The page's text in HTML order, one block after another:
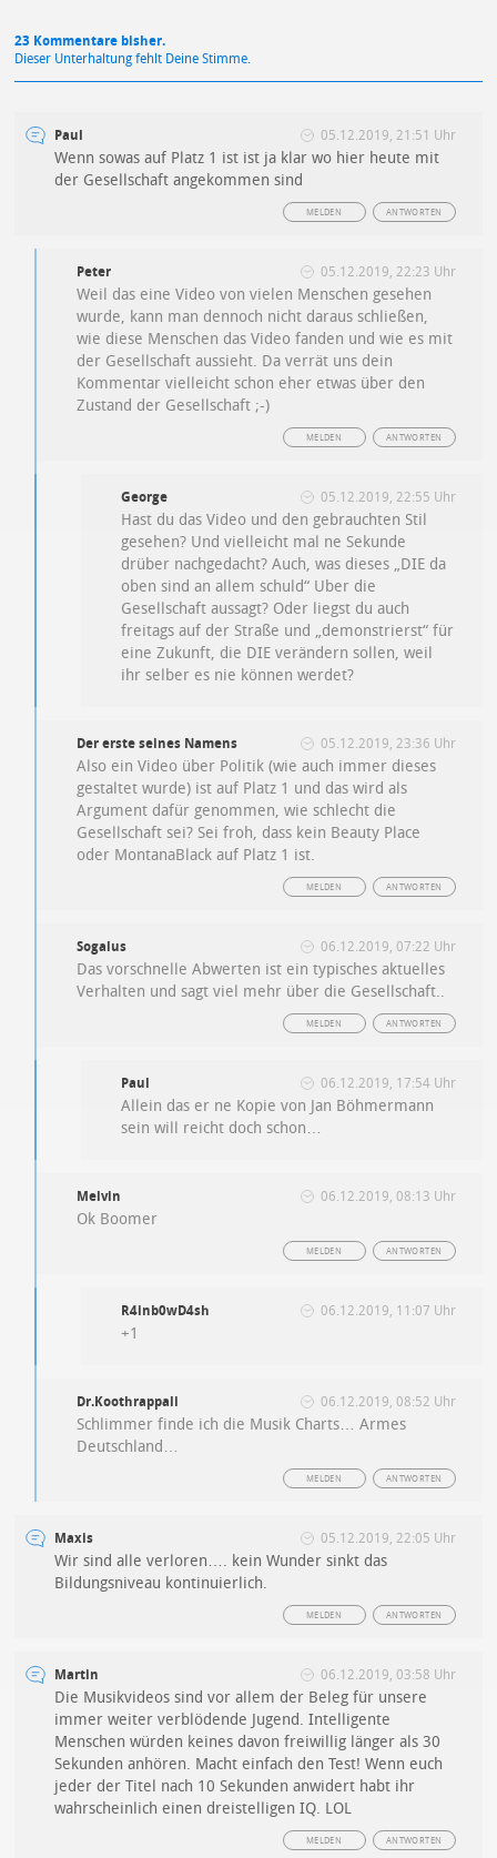
23 Kommentare bisher.
Dieser Unterhaltung fehlt Deine Stimme.
Paul 05.12.2019, 21:51 Uhr
Wenn sowas auf Platz 1 ist ist ja klar wo hier heute mit
der Gesellschaft angekommen sind
ANTWORTEN
MELDEN
Peter 05.12.2019, 22:23 Uhr
Weil das eine Video von vielen Menschen gesehen
wurde, kann man dennoch nicht daraus schließen,
wie diese Menschen das Video fanden und wie es mit
der Gesellschaft aussieht. Da verrät uns dein
Kommentar vielleicht schon eher etwas über den
Zustand der Gesellschaft ;-)
ANTWORTEN
MELDEN
George 05.12.2019, 22:55 Uhr
Hast du das Video und den gebrauchten Stil
gesehen? Und vielleicht mal ne Sekunde
drüber nachgedacht? Auch, was dieses „DIE da
oben sind an allem schuld“ Uber die
Gesellschaft aussagt? Oder liegst du auch
freitags auf der Straße und „demonstrierst“ für
eine Zukunft, die DIE verändern sollen, weil
ihr selber es nie können werdet?
Der erste seines Namens 05.12.2019, 23:36 Uhr
Also ein Video über Politik (wie auch immer dieses
gestaltet wurde) ist auf Platz 1 und das wird als
Argument dafür genommen, wie schlecht die
Gesellschaft sei? Sei froh, dass kein Beauty Place
oder MontanaBlack auf Platz 1 ist.
ANTWORTEN
MELDEN
Sogalus 06.12.2019, 07:22 Uhr
Das vorschnelle Abwerten ist ein typisches aktuelles
Verhalten und sagt viel mehr über die Gesellschaft..
ANTWORTEN
MELDEN
Paul 06.12.2019, 17:54 Uhr
Allein das er ne Kopie von Jan Böhmermann
sein will reicht doch schon…
Melvin 06.12.2019, 08:13 Uhr
Ok Boomer
ANTWORTEN
MELDEN
R4inb0wD4sh 06.12.2019, 11:07 Uhr
+1
Dr.Koothrappali 06.12.2019, 08:52 Uhr
Schlimmer finde ich die Musik Charts… Armes
Deutschland…
ANTWORTEN
MELDEN
Maxis 05.12.2019, 22:05 Uhr
Wir sind alle verloren…. kein Wunder sinkt das
Bildungsniveau kontinuierlich.
ANTWORTEN
MELDEN
Martin 06.12.2019, 03:58 Uhr
Die Musikvideos sind vor allem der Beleg für unsere
immer weiter verblödende Jugend. Intelligente
Menschen würden keines davon freiwillig länger als 30
Sekunden anhören. Macht einfach den Test! Wenn euch
jeder der Titel nach 10 Sekunden anwidert habt ihr
wahrscheinlich einen dreistelligen IQ. LOL
ANTWORTEN
MELDEN